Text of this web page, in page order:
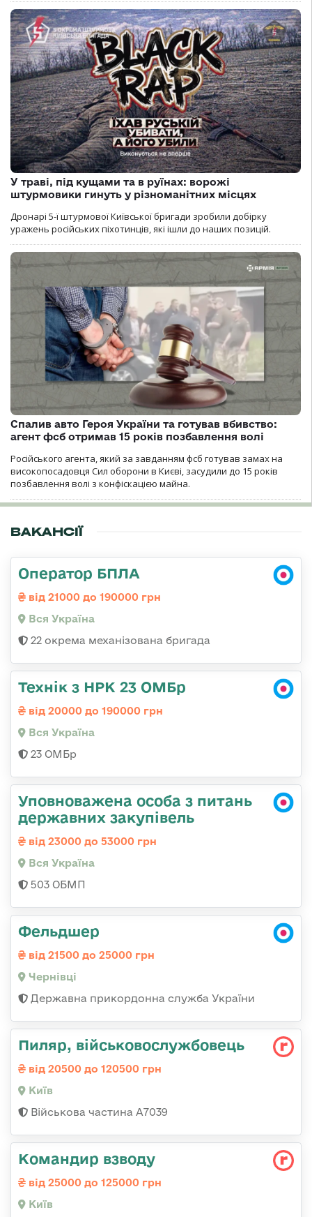
У траві, під кущами та в руїнах: ворожі
штурмовики гинуть у різноманітних місцях
Дронарі 5-ї штурмової Київської бригади зробили добірку
уражень російських піхотинців, які ішли до наших позицій.
Спалив авто Героя України та готував вбивство:
агент фсб отримав 15 років позбавлення волі
Російського агента, який за завданням фсб готував замах на
високопосадовця Сил оборони в Києві, засудили до 15 років
позбавлення волі з конфіскацією майна.
ВАКАНСІЇ
Оператор БПЛА
від 21000 до 190000 грн
Вся Україна
22 окрема механізована бригада
Технік з НРК 23 ОМБр
від 20000 до 190000 грн
Вся Україна
23 ОМБр
Уповноважена особа з питань
державних закупівель
від 23000 до 53000 грн
Вся Україна
503 ОБМП
Фельдшер
від 21500 до 25000 грн
Чернівці
Державна прикордонна служба України
Пиляр, військовослужбовець
від 20500 до 120500 грн
Київ
Військова частина А7039
Командир взводу
від 25000 до 125000 грн
Київ